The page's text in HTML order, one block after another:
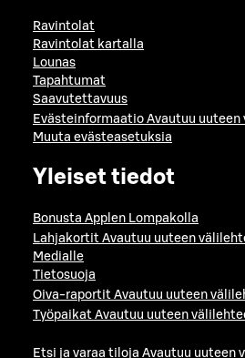
Ravintolat
Ravintolat kartalla
Lounas
Tapahtumat
Saavutettavuus
Evästeinformaatio Avautuu uuteen
Muuta evästeasetuksia
Yleiset tiedot
Bonusta Applen Lompakolla
Lahjakortit Avautuu uuteen
Medialle
Tietosuoja
Oiva-raportit Avautuu uuteen
Työpaikat Avautuu uuteen
Etsi ja varaa tiloja Avautuu uuteen